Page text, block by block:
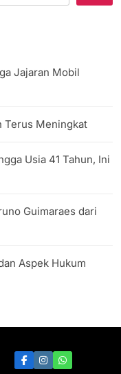
Jajaran Mobil
Terus Meningkat
Usia 41 Tahun, Ini
Guimaraes dari
Aspek Hukum